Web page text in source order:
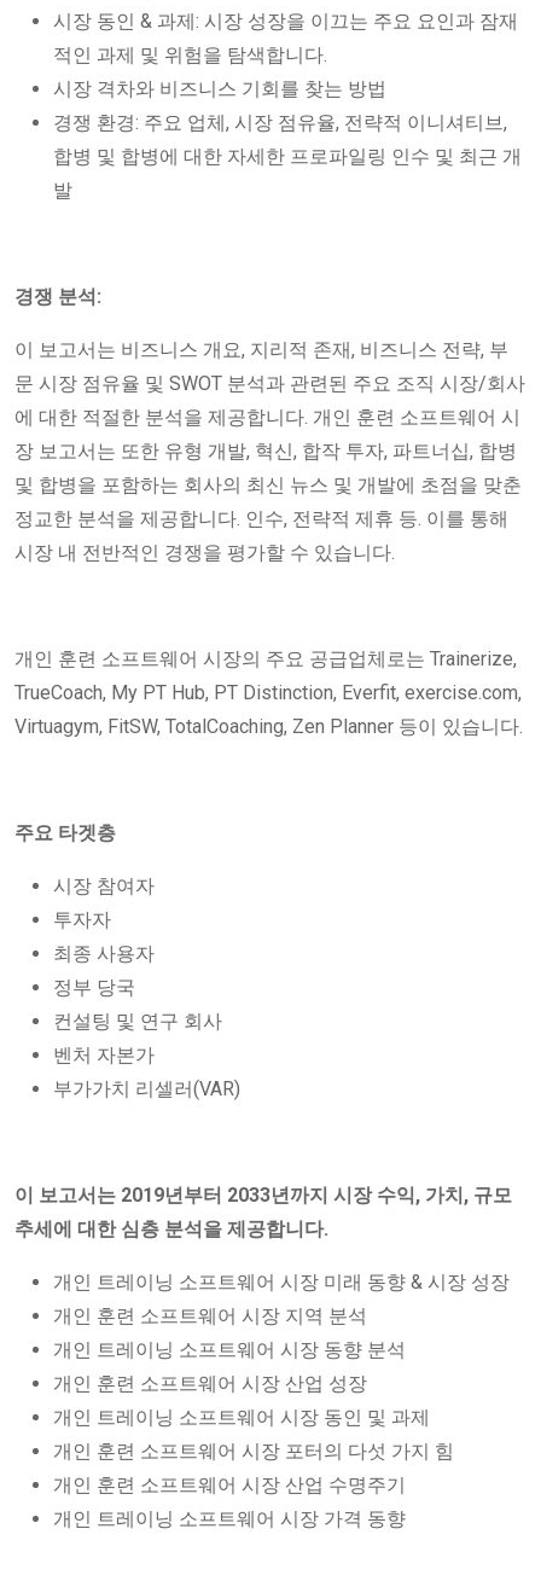
시장 동인 & 과제: 시장 성장을 이끄는 주요 요인과 잠재
적인 과제 및 위험을 탐색합니다.
시장 격차와 비즈니스 기회를 찾는 방법
경쟁 환경: 주요 업체, 시장 점유율, 전략적 이니셔티브,
합병 및 합병에 대한 자세한 프로파일링 인수 및 최근 개
발
경쟁 분석:
이 보고서는 비즈니스 개요, 지리적 존재, 비즈니스 전략, 부
문 시장 점유율 및 SWOT 분석과 관련된 주요 조직 시장/회사
에 대한 적절한 분석을 제공합니다. 개인 훈련 소프트웨어 시
장 보고서는 또한 유형 개발, 혁신, 합작 투자, 파트너십, 합병
및 합병을 포함하는 회사의 최신 뉴스 및 개발에 초점을 맞춘
정교한 분석을 제공합니다. 인수, 전략적 제휴 등. 이를 통해
시장 내 전반적인 경쟁을 평가할 수 있습니다.
개인 훈련 소프트웨어 시장의 주요 공급업체로는 Trainerize,
TrueCoach, My PT Hub, PT Distinction, Everfit, exercise.com,
Virtuagym, FitSW, TotalCoaching, Zen Planner 등이 있습니다.
주요 타겟층
시장 참여자
투자자
최종 사용자
정부 당국
컨설팅 및 연구 회사
벤처 자본가
부가가치 리셀러(VAR)
이 보고서는 2019년부터 2033년까지 시장 수익, 가치, 규모
추세에 대한 심층 분석을 제공합니다.
개인 트레이닝 소프트웨어 시장 미래 동향 & 시장 성장
개인 훈련 소프트웨어 시장 지역 분석
개인 트레이닝 소프트웨어 시장 동향 분석
개인 훈련 소프트웨어 시장 산업 성장
개인 트레이닝 소프트웨어 시장 동인 및 과제
개인 훈련 소프트웨어 시장 포터의 다섯 가지 힘
개인 훈련 소프트웨어 시장 산업 수명주기
개인 트레이닝 소프트웨어 시장 가격 동향